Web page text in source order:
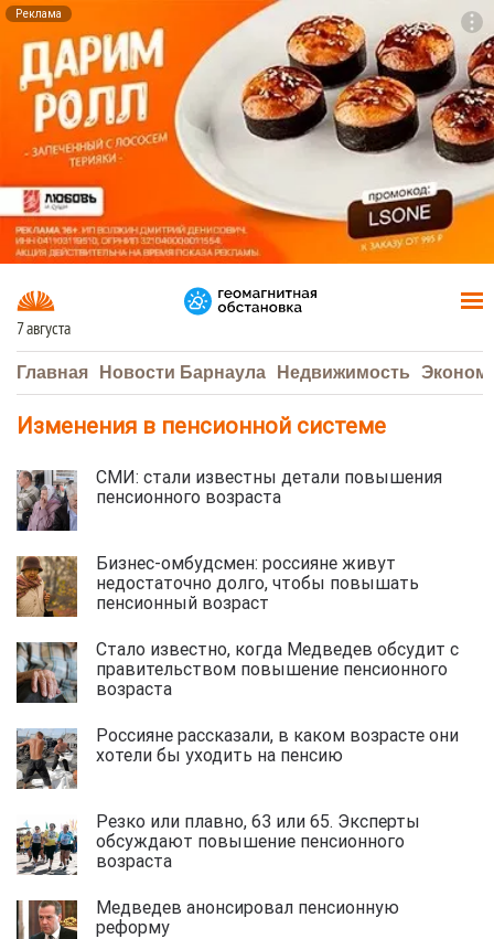
Реклама
7 августа
Главная Новости Барнаула Недвижимость
Изменения в пенсионной системе
СМИ: стали известны детали повышения
пенсионного возраста
Бизнес-омбудсмен: россияне живут
недостаточно долго, чтобы повышать
пенсионный возраст
Стало известно, когда Медведев обсудит с
правительством повышение пенсионного
возраста
Россияне рассказали, в каком возрасте они
хотели бы уходить на пенсию
Резко или плавно, 63 или 65. Эксперты
обсуждают повышение пенсионного
возраста
Медведев анонсировал пенсионную
реформу